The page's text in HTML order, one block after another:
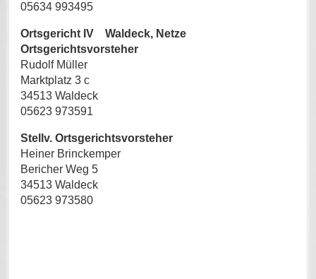
05634 993495
Ortsgericht IV Waldeck, Netze
Ortsgerichtsvorsteher
Rudolf Müller
Marktplatz 3 c
34513 Waldeck
05623 973591
Stellv. Ortsgerichtsvorsteher
Heiner Brinckemper
Bericher Weg 5
34513 Waldeck
05623 973580